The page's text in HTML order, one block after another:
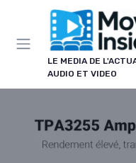
LE MEDIA DE
AUDIO ET VIDEO
Panneau de gestion des